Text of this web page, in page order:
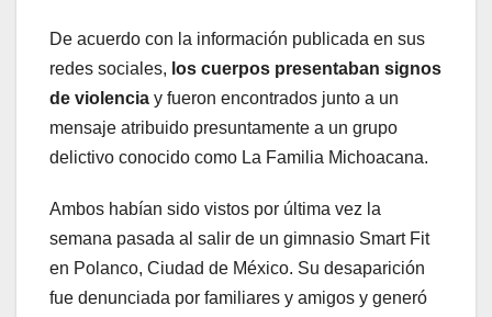
De acuerdo con la información publicada en sus
redes sociales, los cuerpos presentaban signos
de violencia y fueron encontrados junto a un
mensaje atribuido presuntamente a un grupo
delictivo conocido como La Familia Michoacana.
Ambos habían sido vistos por última vez la
semana pasada al salir de un gimnasio Smart Fit
en Polanco, Ciudad de México. Su desaparición
fue denunciada por familiares y amigos y generó